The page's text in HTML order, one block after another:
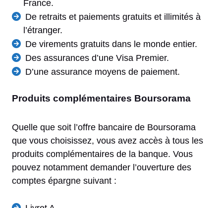
France.
De retraits et paiements gratuits et illimités à
l’étranger.
De virements gratuits dans le monde entier.
Des assurances d’une Visa Premier.
D’une assurance moyens de paiement.
Produits complémentaires Boursorama
Quelle que soit l’offre bancaire de Boursorama
que vous choisissez, vous avez accès à tous les
produits complémentaires de la banque. Vous
pouvez notamment demander l’ouverture des
comptes épargne suivant :